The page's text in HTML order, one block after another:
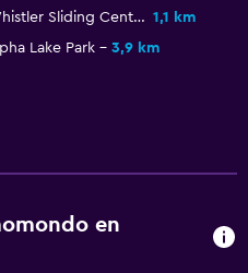
Whistler Sliding Centre 1,1 km
Lake Park
3,9 km
en